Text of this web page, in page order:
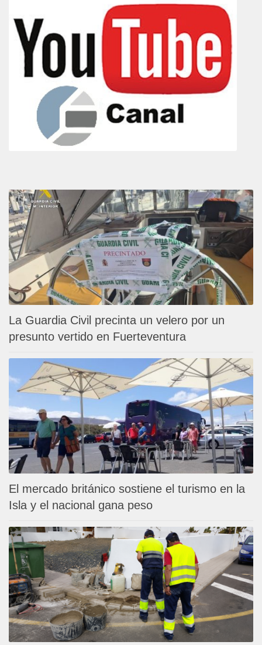
La Guardia Civil precinta un velero por un
presunto vertido en Fuerteventura
El mercado británico sostiene el turismo en la
Isla y el nacional gana peso